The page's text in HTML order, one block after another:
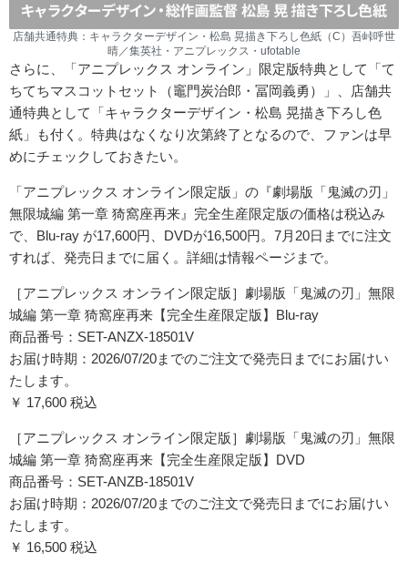
店舗共通特典：キャラクターデザイン・松島 晃描き下ろし色紙（C）吾峠呼世
晴／集英社・アニプレックス・ufotable
さらに、「アニプレックス オンライン」限定版特典として「て
ちてちマスコットセット（竈門炭治郎・冨岡義勇）」、店舗共
通特典として「キャラクターデザイン・松島 晃描き下ろし色
紙」も付く。特典はなくなり次第終了となるので、ファンは早
めにチェックしておきたい。
「アニプレックス オンライン限定版」の『劇場版「鬼滅の刃」
無限城編 第一章 猗窩座再来』完全生産限定版の価格は税込み
で、Blu-ray が17,600円、DVDが16,500円。7月20日までに注文
すれば、発売日までに届く。詳細は情報ページまで。
［アニプレックス オンライン限定版］劇場版「鬼滅の刃」無限
城編 第一章 猗窩座再来【完全生産限定版】Blu-ray
商品番号：SET-ANZX-18501V
お届け時期：2026/07/20までのご注文で発売日までにお届けい
たします。
￥ 17,600 税込
［アニプレックス オンライン限定版］劇場版「鬼滅の刃」無限
城編 第一章 猗窩座再来【完全生産限定版】DVD
商品番号：SET-ANZB-18501V
お届け時期：2026/07/20までのご注文で発売日までにお届けい
たします。
￥ 16,500 税込